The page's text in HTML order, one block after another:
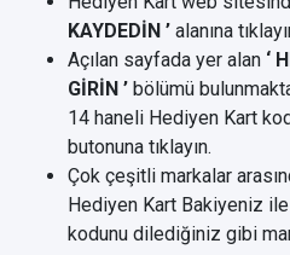
KAYDEDİN ’ alanına
Açılan sayfada yer alan ‘
GİRİN ’ bölümü
14 haneli Hediyen Kart
butonuna tıklayın.
Çok çeşitli markalar
Hediyen Kart Bakiyeniz
kodunu dilediğiniz gibi